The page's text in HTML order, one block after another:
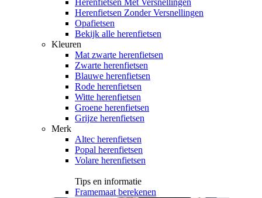
Herenfietsen Met Versnellingen
Herenfietsen Zonder Versnellingen
Opafietsen
Bekijk alle herenfietsen
Kleuren
Mat zwarte herenfietsen
Zwarte herenfietsen
Blauwe herenfietsen
Rode herenfietsen
Witte herenfietsen
Groene herenfietsen
Grijze herenfietsen
Merk
Altec herenfietsen
Popal herenfietsen
Volare herenfietsen
Tips en informatie
Framemaat berekenen